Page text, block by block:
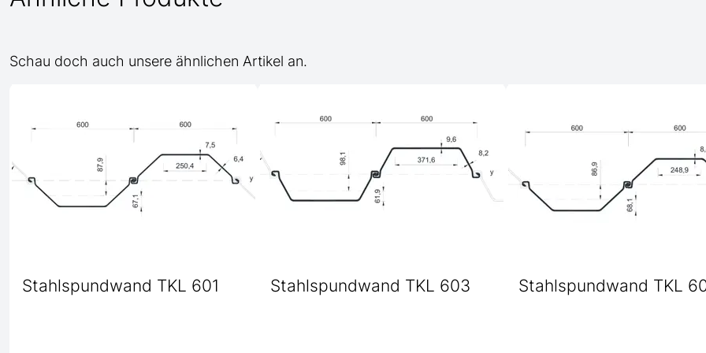
Schau doch auch unsere ähnlichen Artikel an.
Stahlspundwand TKL 601 Stahlspundwand TKL 603 Stahlspundwand TKL